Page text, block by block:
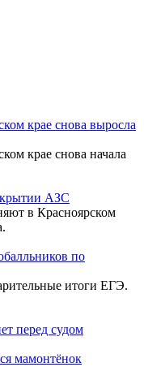
крае снова выросла
крае снова начала
АЗС
в Красноярском
по
итоги ЕГЭ.
перед судом
мамонтёнок